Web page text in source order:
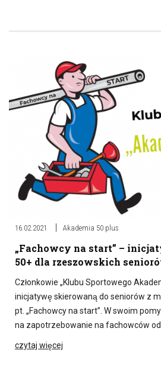
16.02.2021 Akademia 50 plus
„Fachowcy na start” –
50+ dla rzeszowskich
Członkowie „Klubu Sportowego
inicjatywę skierowaną do seniorów z
pt. „Fachowcy na start”. W swoim
na zapotrzebowanie na fachowców
czytaj więcej